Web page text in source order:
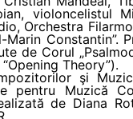
violoncelistul
Orchestra
de Corul
Theory”).
şi
pentru Muzică
de Diana